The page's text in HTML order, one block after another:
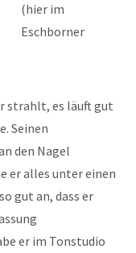
(hier im
Eschborner
strahlt, es läuft gut
Seinen
den Nagel
er alles unter einen
gut an, dass er
er im Tonstudio